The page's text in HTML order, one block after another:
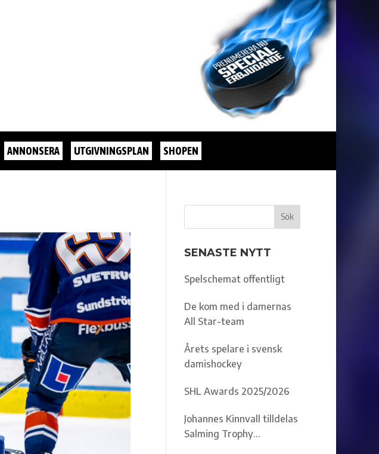
ANNONSERA UTGIVNINGSPLAN SHOPEN
SENASTE NYTT
Spelschemat offentligt
De kom med i damernas
All Star-team
Årets spelare i svensk
damishockey
SHL Awards 2025/2026
Johannes Kinnvall tilldelas
Salming Trophy